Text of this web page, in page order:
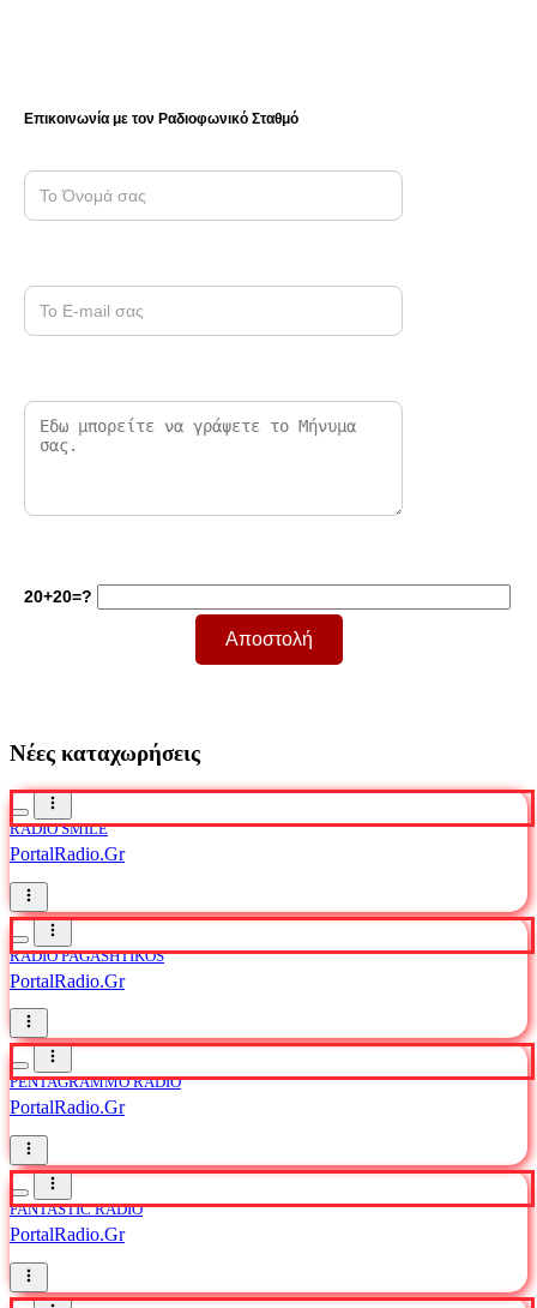
Επικοινωνία με τον Ραδιοφωνικό Σταθμό
20+20=?
Νέες καταχωρήσεις
RADIO SMILE
PortalRadio.Gr
RADIO PAGASHTIKOS
PortalRadio.Gr
PENTAGRAMMO RADIO
PortalRadio.Gr
FANTASTIC RADIO
PortalRadio.Gr